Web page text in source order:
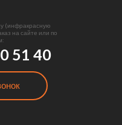
(инфракрасную
на сайте или по
51 40